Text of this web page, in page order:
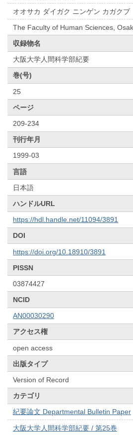
オオサカ ダイガク ニンゲン カガクブ
The Faculty of Human Sciences,
収録物名
大阪大学人間科学部紀要
巻(号)
25
ページ
209-234
刊行年月
1999-03
言語
日本語
ハンドルURL
https://hdl.handle.net/11094/3891
DOI
https://doi.org/10.18910/3891
PISSN
03874427
NCID
AN00030290
アクセス権
open access
出版タイプ
Version of Record
カテゴリ
紀要論文 Departmental Bulletin Paper
大阪大学人間科学部紀要 / 第25巻